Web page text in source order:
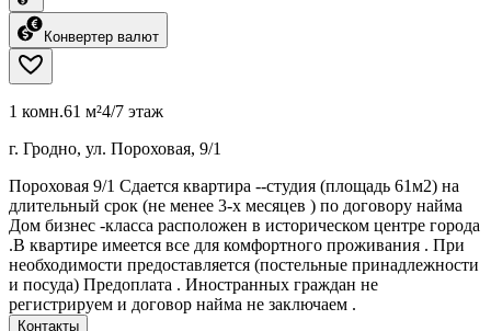
Конвертер валют
1 комн.61 м²4/7 этаж
г. Гродно, ул. Пороховая, 9/1
Пороховая 9/1 Сдается квартира --студия (площадь 61м2) на
длительный срок (не менее 3-х месяцев ) по договору найма
Дом бизнес -класса расположен в историческом центре города
.В квартире имеется все для комфортного проживания . При
необходимости предоставляется (постельные принадлежности
и посуда) Предоплата . Иностранных граждан не
регистрируем и договор найма не заключаем .
Контакты